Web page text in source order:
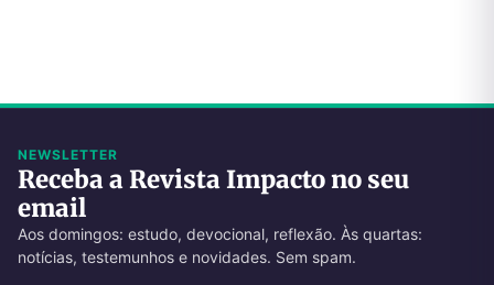
NEWSLETTER
Receba a Revista Impacto no seu
email
Aos domingos: estudo, devocional, reflexão. Às quartas:
notícias, testemunhos e novidades. Sem spam.